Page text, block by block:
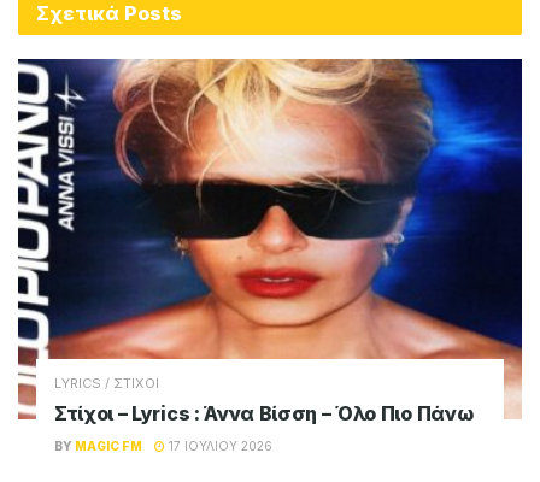
Σχετικά Posts
LYRICS / ΣΤΙΧΟΙ
Στίχοι – Lyrics : Άννα Βίσση – Όλο Πιο Πάνω
BY MAGIC FM 17 ΙΟΥΛΊΟΥ 2026